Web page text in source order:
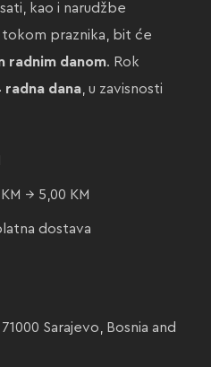
kao i narudžbe
praznika, bit će
radnim danom. Rok
radna dana, u zavisnosti
→ 5,00 KM
dostava
Sarajevo, Bosnia and